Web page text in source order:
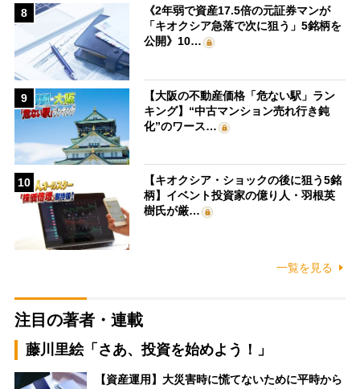
8
《2年弱で資産17.5倍の元証券マンが
「キオクシア急落で次に狙う」5銘柄を
公開》10…
9
【大阪の不動産価格「危ない駅」ラン
キング】“中古マンション売れ行き鈍
化”のワース…
10
【キオクシア・ショックの後に狙う5銘
柄】イベント投資家の億り人・羽根英
樹氏が厳…
一覧を見る
注目の著者・連載
藤川里絵「さあ、投資を始めよう！」
【資産運用】大災害時に慌てないために平時から